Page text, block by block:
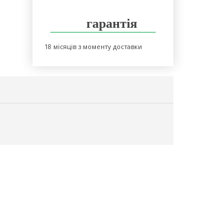
гарантія
18 місяців з моменту доставки